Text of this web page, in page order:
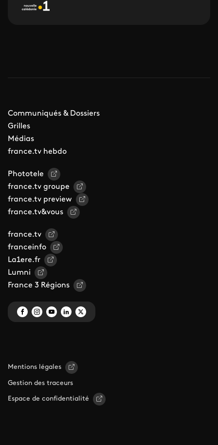
Communiqués & Dossiers
Grilles
Médias
france.tv hebdo
Phototele
france.tv groupe
france.tv preview
france.tv&vous
france.tv
franceinfo
La1ere.fr
Lumni
France 3 Régions
Mentions légales
Gestion des traceurs
Espace de confidentialité